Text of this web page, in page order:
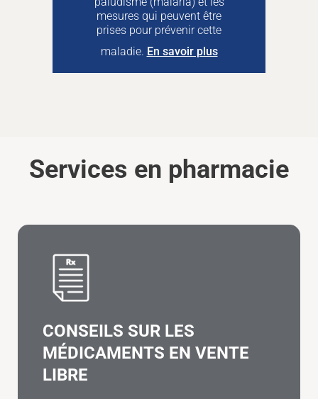
mesures qui peuvent être
prises pour prévenir cette
maladie. En savoir plus
Services en pharmacie
CONSEILS SUR LES
MÉDICAMENTS EN VENTE
LIBRE